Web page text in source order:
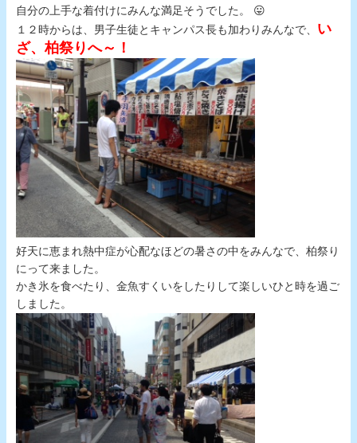
自分の上手な着付けにみんな満足そうでした。 😛
１２時からは、男子生徒とキャンパス長も加わりみんなで、 い
ざ、柏祭りへ～！
好天に恵まれ熱中症が心配なほどの暑さの中をみんなで、柏祭り
にって来ました。
かき氷を食べたり、金魚すくいをしたりして楽しいひと時を過ご
しました。